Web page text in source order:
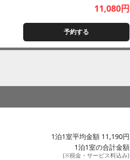
11,080円
予約する
1泊1室平均金額 11,190円
1泊1室の合計金額
(※税金・サービス料込み)